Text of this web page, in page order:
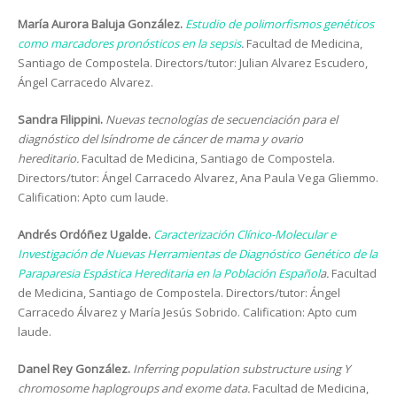
María Aurora Baluja González. Estudio de polimorfismos genéticos
como marcadores pronósticos en la sepsis. Facultad de Medicina,
Santiago de Compostela. Directors/tutor: Julian Alvarez Escudero,
Ángel Carracedo Alvarez.
Sandra Filippini. Nuevas tecnologías de secuenciación para el
diagnóstico del lsíndrome de cáncer de mama y ovario
hereditario. Facultad de Medicina, Santiago de Compostela.
Directors/tutor: Ángel Carracedo Alvarez, Ana Paula Vega Gliemmo.
Calification: Apto cum laude.
Andrés Ordóñez Ugalde. Caracterización Clínico-Molecular e
Investigación de Nuevas Herramientas de Diagnóstico Genético de la
Paraparesia Espástica Hereditaria en la Población Española. Facultad
de Medicina, Santiago de Compostela. Directors/tutor: Ángel
Carracedo Álvarez y María Jesús Sobrido. Calification: Apto cum
laude.
Danel Rey González. Inferring population substructure using Y
chromosome haplogroups and exome data. Facultad de Medicina,